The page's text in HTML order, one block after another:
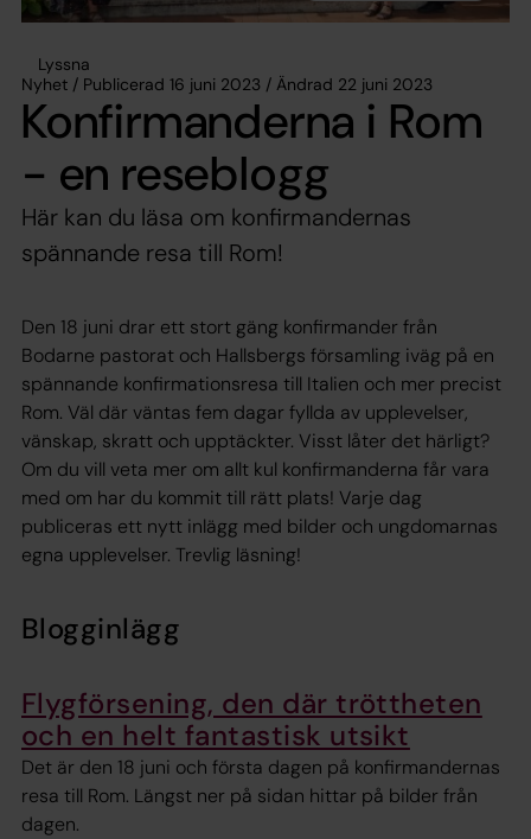
Lyssna
Nyhet / Publicerad 16 juni 2023 / Ändrad 22 juni 2023
Konfirmanderna i Rom
- en reseblogg
Här kan du läsa om konfirmandernas
spännande resa till Rom!
Den 18 juni drar ett stort gäng konfirmander från
Bodarne pastorat och Hallsbergs församling iväg på en
spännande konfirmationsresa till Italien och mer precist
Rom. Väl där väntas fem dagar fyllda av upplevelser,
vänskap, skratt och upptäckter. Visst låter det härligt?
Om du vill veta mer om allt kul konfirmanderna får vara
med om har du kommit till rätt plats! Varje dag
publiceras ett nytt inlägg med bilder och ungdomarnas
egna upplevelser. Trevlig läsning!
Blogginlägg
Flygförsening, den där tröttheten
och en helt fantastisk utsikt
Det är den 18 juni och första dagen på konfirmandernas
resa till Rom. Längst ner på sidan hittar på bilder från
dagen.